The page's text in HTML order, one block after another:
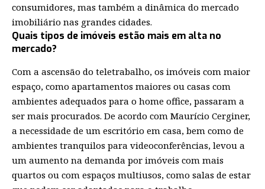
consumidores, mas também a dinâmica do mercado
imobiliário nas grandes cidades.
Quais tipos de imóveis estão mais em alta no
mercado?
Com a ascensão do teletrabalho, os imóveis com maior
espaço, como apartamentos maiores ou casas com
ambientes adequados para o home office, passaram a
ser mais procurados. De acordo com Maurício Cerginer,
a necessidade de um escritório em casa, bem como de
ambientes tranquilos para videoconferências, levou a
um aumento na demanda por imóveis com mais
quartos ou com espaços multiusos, como salas de estar